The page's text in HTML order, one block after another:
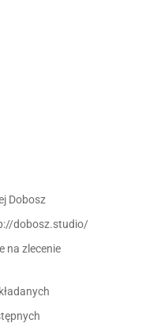
Dobosz
dobosz.studio/
na zlecenie